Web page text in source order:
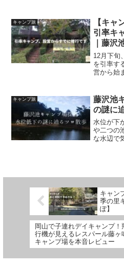
キャンプ旅
【キャ
引率キ
｜藤沢
12月下旬
を引率す
営から始
キャンプ旅
藤沢池
の謎に
水位が下
や二つの
な水辺で
キャン
季の里
ぽ】
岡山で子連れデイキャンプ！
行機が見えるレスパール藤ヶ
キャンプ場を本音レビュー